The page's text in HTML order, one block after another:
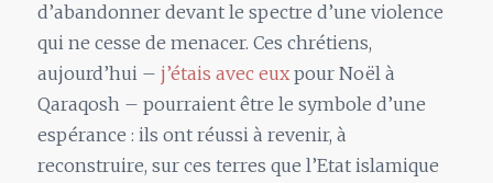
d’abandonner devant le spectre d’une violence
qui ne cesse de menacer. Ces chrétiens,
aujourd’hui – j’étais avec euxpour Noël à
Qaraqosh – pourraient être le symbole d’une
espérance : ils ont réussi à revenir, à
reconstruire, sur ces terres que l’Etat islamique